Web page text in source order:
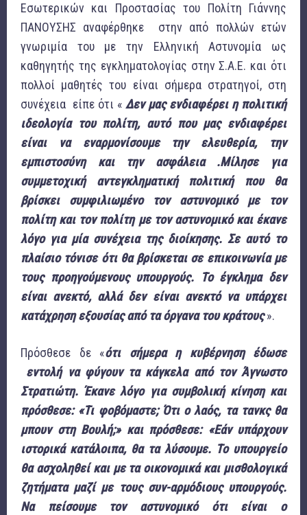
Εσωτερικών και Προστασίας του Πολίτη Γιάννης
ΠΑΝΟΥΣΗΣ αναφέρθηκε στην από πολλών ετών
γνωριμία του με την Ελληνική Αστυνομία ως
καθηγητής της εγκληματολογίας στην Σ.Α.Ε. και ότι
πολλοί μαθητές του είναι σήμερα στρατηγοί, στη
συνέχεια είπε ότι « Δεν μας ενδιαφέρει η πολιτική
ιδεολογία του πολίτη, αυτό που μας ενδιαφέρει
είναι να εναρμονίσουμε την ελευθερία, την
εμπιστοσύνη και την ασφάλεια .Μίλησε για
συμμετοχική αντεγκληματική πολιτική που θα
βρίσκει συμφιλιωμένο τον αστυνομικό με τον
πολίτη και τον πολίτη με τον αστυνομικό και έκανε
λόγο για μία συνέχεια της διοίκησης. Σε αυτό το
πλαίσιο τόνισε ότι θα βρίσκεται σε επικοινωνία με
τους προηγούμενους υπουργούς. Το έγκλημα δεν
είναι ανεκτό, αλλά δεν είναι ανεκτό να υπάρχει
κατάχρηση εξουσίας από τα όργανα του κράτους».
Πρόσθεσε δε «ότι σήμερα η κυβέρνηση έδωσε
εντολή να φύγουν τα κάγκελα από τον Άγνωστο
Στρατιώτη. Έκανε λόγο για συμβολική κίνηση και
πρόσθεσε: «Τι φοβόμαστε; Ότι ο λαός, τα τανκς θα
μπουν στη Βουλή;» και πρόσθεσε: «Εάν υπάρχουν
ιστορικά κατάλοιπα, θα τα λύσουμε. Το υπουργείο
θα ασχοληθεί και με τα οικονομικά και μισθολογικά
ζητήματα μαζί με τους συν-αρμόδιους υπουργούς.
Να πείσουμε τον αστυνομικό ότι είναι ο